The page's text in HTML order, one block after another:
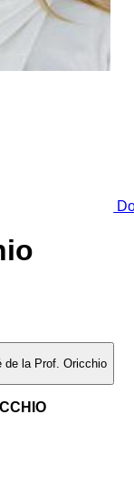
de la Prof. Oricchio